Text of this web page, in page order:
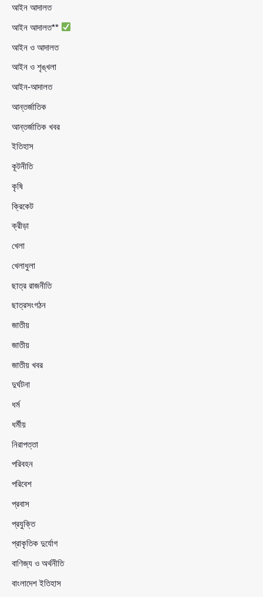
আইন আদালত
আইন আদালত**
আইন ও আদালত
আইন ও শৃঙ্খলা
আইন-আদালত
আন্তর্জাতিক
আন্তর্জাতিক খবর
ইতিহাস
কূটনীতি
কৃষি
ক্রিকেট
ক্রীড়া
খেলা
খেলাধুলা
ছাত্র রাজনীতি
ছাত্রসংগঠন
জাতীয়
জাতীয়
জাতীয় খবর
দুর্ঘটনা
ধর্ম
ধর্মীয়
নিরাপত্তা
পরিবহন
পরিবেশ
প্রবাস
প্রযুক্তি
প্রাকৃতিক দুর্যোগ
বাণিজ্য ও অর্থনীতি
বাংলাদেশ ইতিহাস